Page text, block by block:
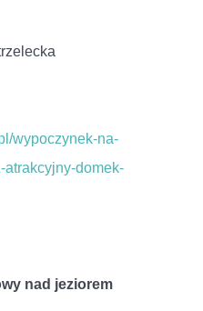
wypoczynek-na-
atrakcyjny-domek-
nad jeziorem